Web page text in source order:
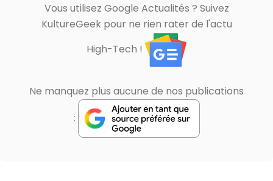
Vous utilisez Google Actualités ? Suivez
KultureGeek pour ne rien rater de l'actu
High-Tech !
Ne manquez plus aucune de nos publications
: